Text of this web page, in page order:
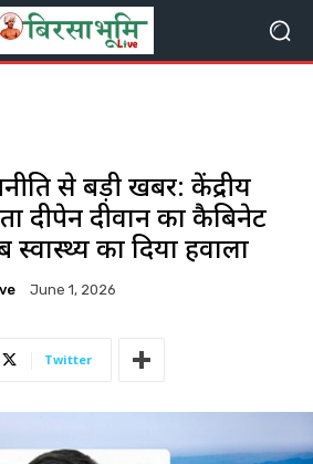
से बड़ी खबर: केंद्रीय
दीपेन दीवान का कैबिनेट
का दिया हवाला
June 1, 2026
Twitter